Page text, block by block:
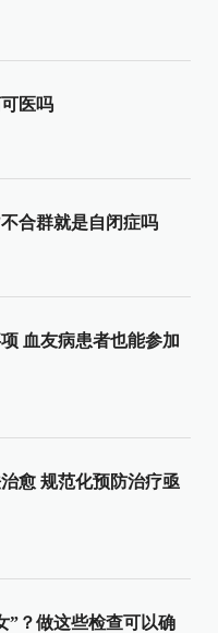
医吗
合群就是自闭症吗
血友病患者也能参加
愈 规范化预防治疗亟
”？做这些检查可以确